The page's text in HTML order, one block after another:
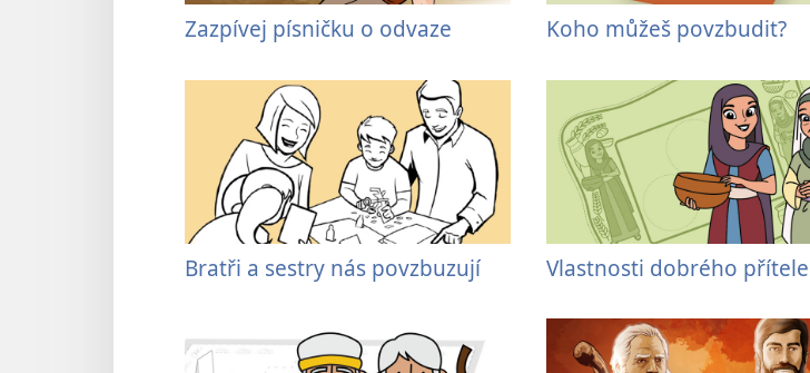
Zazpívej písničku o odvaze Koho můžeš povzbudit?
Bratři a sestry nás povzbuzují Vlastnosti dobrého přítele